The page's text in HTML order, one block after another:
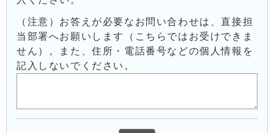
（注意）お答えが必要なお問い合わせは、直接担
当部署へお願いします（こちらではお受けできま
せん）。また、住所・電話番号などの個人情報を
記入しないでください。